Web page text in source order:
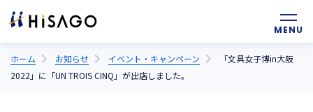
ホーム お知らせ イベント・キャンペーン
「文具女子博in大阪
2022」に「UN TROIS CINQ」が出店しました。